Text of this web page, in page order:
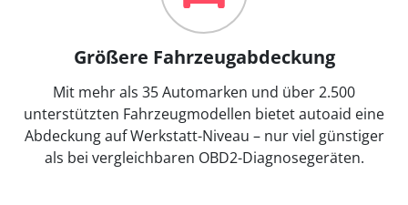
Größere Fahrzeugabdeckung
Mit mehr als 35 Automarken und über 2.500
unterstützten Fahrzeugmodellen bietet autoaid eine
Abdeckung auf Werkstatt-Niveau – nur viel günstiger
als bei vergleichbaren OBD2-Diagnosegeräten.